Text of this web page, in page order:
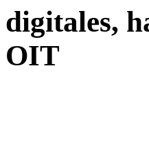
digitales,
OIT